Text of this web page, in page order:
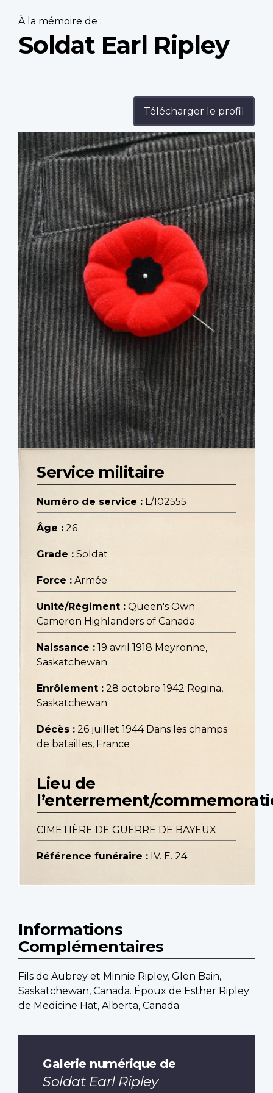
À la mémoire de :
Soldat Earl Ripley
Télécharger le profil
Profile
image
Service militaire
Numéro de service : L/102555
Âge : 26
Grade : Soldat
Force : Armée
Unité/Régiment : Queen's Own
Cameron Highlanders of Canada
Naissance : 19 avril 1918 Meyronne,
Saskatchewan
Enrôlement : 28 octobre 1942 Regina,
Saskatchewan
Décès : 26 juillet 1944 Dans les champs
de batailles, France
Lieu de
l’enterrement/
CIMETIÈRE DE GUERRE DE BAYEUX
Référence funéraire : IV. E. 24.
Informations
Complémentaires
Fils de Aubrey et Minnie Ripley, Glen Bain,
Saskatchewan, Canada. Époux de Esther Ripley
de Medicine Hat, Alberta, Canada
Galerie numérique de
Soldat Earl Ripley